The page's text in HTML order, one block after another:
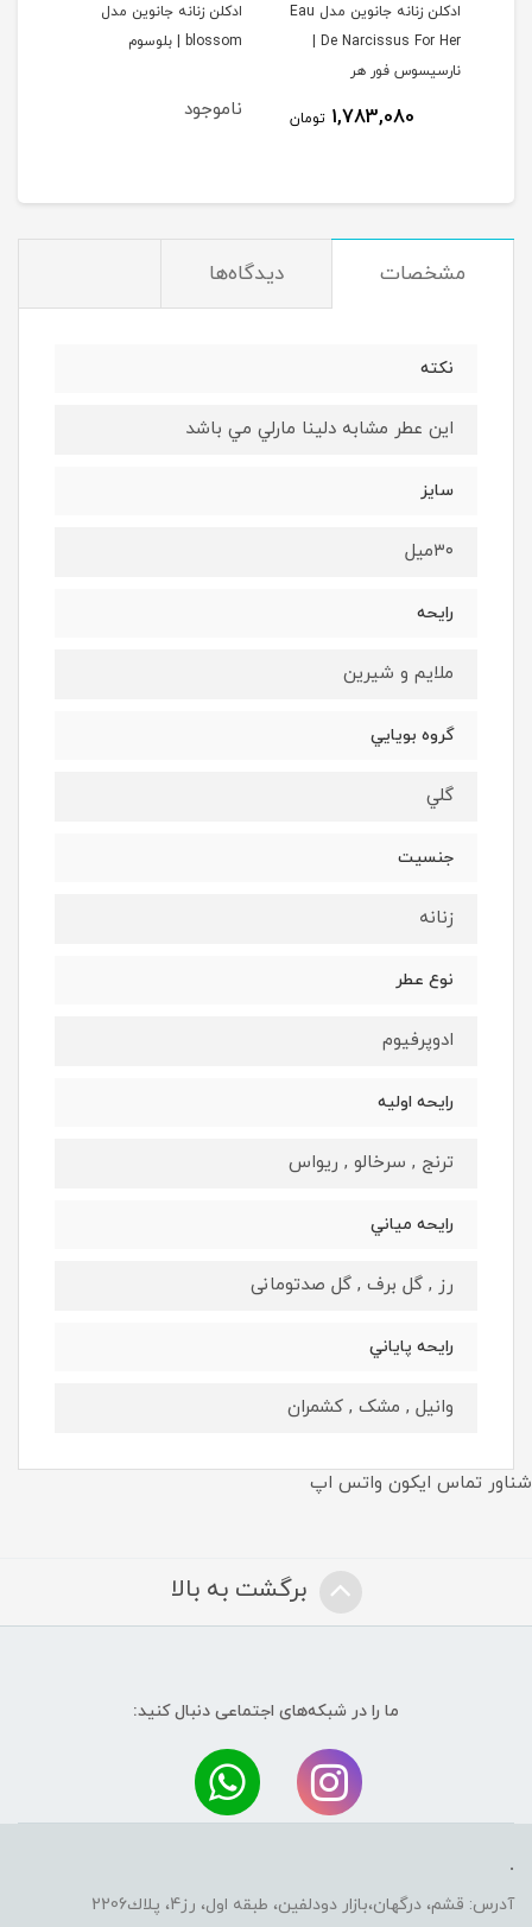
ادکلن زنانه جانوین مدل Eau
نارسیسوس فور هر
1,783,080 تومان
ادکلن زنانه جانوین مدل
blossom | بلوسوم
ناموجود
مشخصات دیدگاه‌ها
نكته
اين عطر مشابه دلينا مارلي مي باشد
سايز
٣٠ميل
رايحه
ملايم و شيرين
گروه بويايي
گلي
جنسيت
زنانه
نوع عطر
ادوپرفيوم
رايحه اوليه
ترنج , سرخالو , ریواس
رايحه مياني
رز , گل برف , گل صدتومانی
رايحه پاياني
وانیل , مشک , کشمران
شناور تماس ایکون واتس اپ
برگشت به بالا
ما را در شبکه‌های اجتماعی دنبال کنید:
.
آدرس: قشم، درگهان،بازار دودلفين، طبقه اول، رز4، پلاك2206